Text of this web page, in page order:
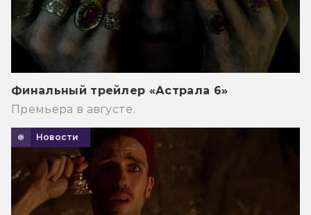
Финальный трейлер «Астрала 6»
Премьера в августе.
Новости